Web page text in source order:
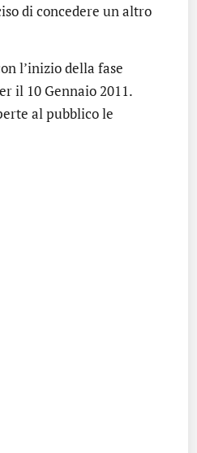
di concedere un altro
l’inizio della fase
il 10 Gennaio 2011.
al pubblico le